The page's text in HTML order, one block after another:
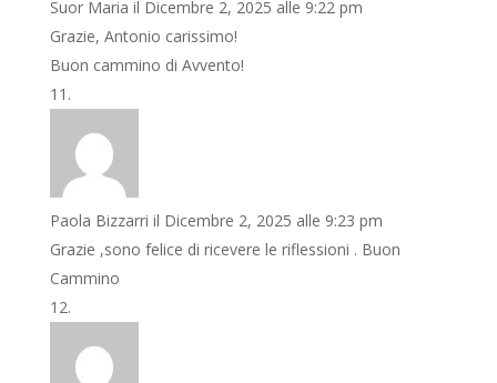
Suor Maria il Dicembre 2, 2025 alle 9:22 pm
Grazie, Antonio carissimo!
Buon cammino di Avvento!
Paola Bizzarri il Dicembre 2, 2025 alle 9:23 pm
Grazie ,sono felice di ricevere le riflessioni . Buon
Cammino